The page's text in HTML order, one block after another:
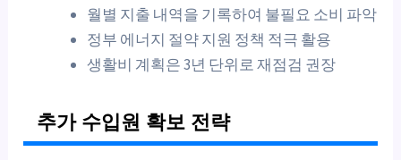
월별 지출 내역을 기록하여 불필요 소비 파악
정부 에너지 절약 지원 정책 적극 활용
생활비 계획은 3년 단위로 재점검 권장
추가 수입원 확보 전략